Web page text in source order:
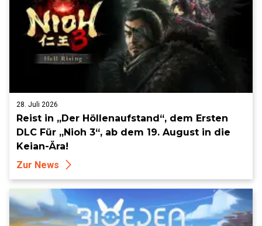
28. Juli 2026
Reist in „Der Höllenaufstand“, dem Ersten
DLC Für „Nioh 3“, ab dem 19. August in die
Keian-Ära!
Zur News